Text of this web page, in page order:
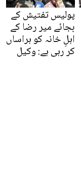
پولیس تفتیش کے
بجائے میر رضا کے
اہلِ خانہ کو ہراساں
کر رہی ہے: وکیل